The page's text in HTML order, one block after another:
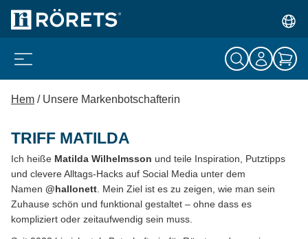
Hem / Unsere Markenbotschafterin
TRIFF MATILDA
Ich heiße Matilda Wilhelmsson und teile Inspiration, Putztipps
und clevere Alltags-Hacks auf Social Media unter dem
Namen @hallonett . Mein Ziel ist es zu zeigen, wie man sein
Zuhause schön und funktional gestaltet – ohne dass es
kompliziert oder zeitaufwendig sein muss.